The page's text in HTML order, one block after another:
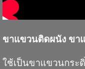
ขาแขวนติดผนัง ขา
ใช้เป็นขาแขวนกระ